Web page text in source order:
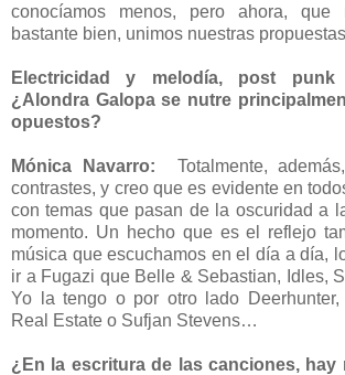
conocíamos menos, pero ahora, que
bastante bien, unimos nuestras
Electricidad y melodía, post
¿Alondra Galopa se nutre
opuestos?
Mónica Navarro:
Totalmente,
contrastes, y creo que es evidente en
con temas que pasan de la oscuridad a
momento. Un hecho que es el reflejo
música que escuchamos en el día a día,
ir a Fugazi que Belle & Sebastian, Idles,
Yo la tengo o por otro lado Deerhunter,
Real Estate o Sufjan Stevens…
¿En la escritura de las canciones, hay